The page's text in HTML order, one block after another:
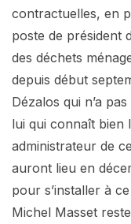
contractuelles, en
poste de président
des déchets
depuis début
Dézalos qui n’a
lui qui connaît bien
administrateur de
auront lieu en
pour s’installer à
Michel Masset